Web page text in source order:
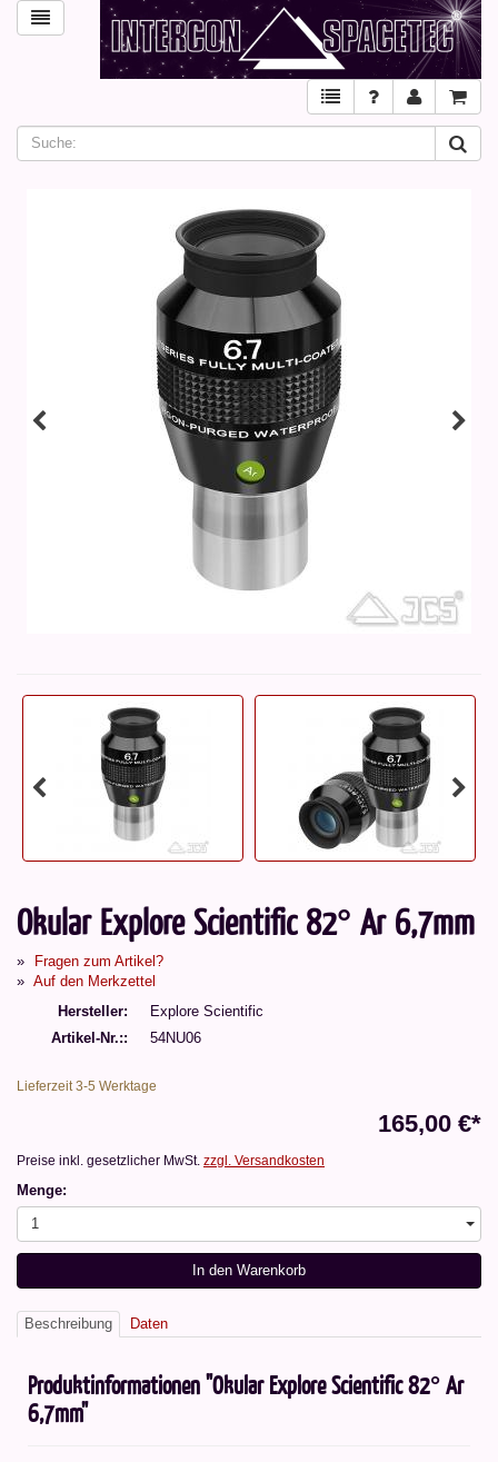
Okular Explore Scientific 82° Ar 6,7mm
Fragen zum Artikel?
Auf den Merkzettel
Hersteller
Explore Scientific
Artikel-Nr.:
54NU06
Lieferzeit 3-5 Werktage
165,00 €*
Preise inkl. gesetzlicher MwSt. zzgl. Versandkosten
Menge:
1
In den Warenkorb
Beschreibung Daten
Produktinformationen "Okular Explore Scientific 82° Ar
6,7mm"